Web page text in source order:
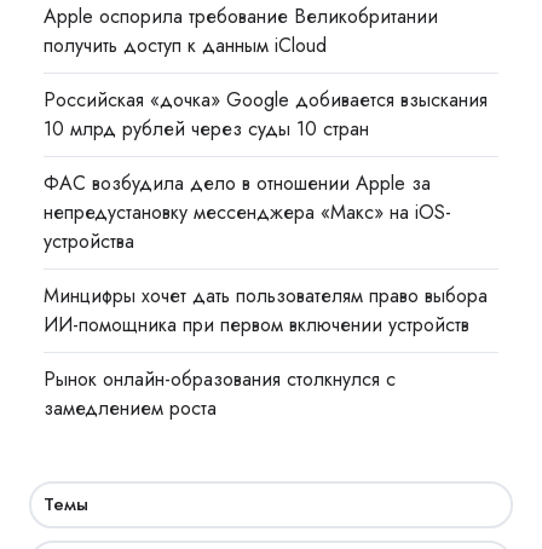
Apple оспорила требование Великобритании
получить доступ к данным iCloud
Российская «дочка» Google добивается взыскания
10 млрд рублей через суды 10 стран
ФАС возбудила дело в отношении Apple за
непредустановку мессенджера «Макс» на iOS-
устройства
Минцифры хочет дать пользователям право выбора
ИИ-помощника при первом включении устройств
Рынок онлайн-образования столкнулся с
замедлением роста
Темы